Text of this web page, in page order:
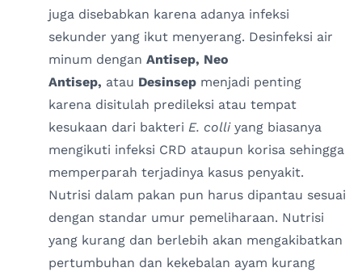
juga disebabkan karena adanya infeksi
sekunder yang ikut menyerang. Desinfeksi air
minum dengan Antisep, Neo
Antisep, atau Desinsep menjadi penting
karena disitulah predileksi atau tempat
kesukaan dari bakteri E. colliyang biasanya
mengikuti infeksi CRD ataupun korisa sehingga
memperparah terjadinya kasus penyakit.
Nutrisi dalam pakan pun harus dipantau sesuai
dengan standar umur pemeliharaan. Nutrisi
yang kurang dan berlebih akan mengakibatkan
pertumbuhan dan kekebalan ayam kurang